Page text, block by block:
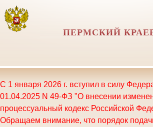
ПЕРМСКИЙ
С 1 января 2026 г. вступил в силу
01.04.2025 N 49-ФЗ "О внесении
процессуальный кодекс Российской
Обращаем внимание, что порядок